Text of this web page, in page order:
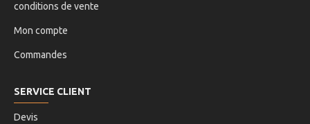
conditions de vente
Mon compte
Commandes
SERVICE CLIENT
Devis